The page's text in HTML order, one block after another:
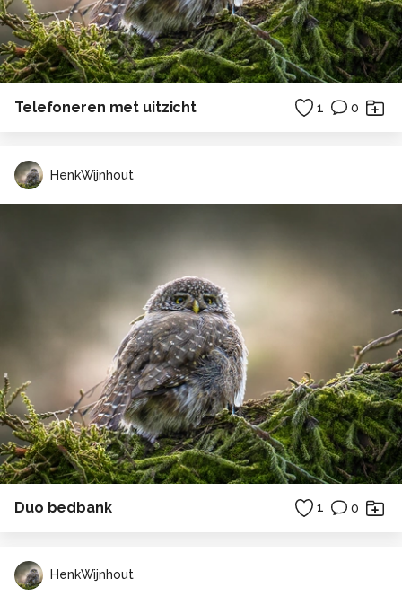
Telefoneren met uitzicht 1 0
HenkWijnhout
Duo bedbank 1 0
HenkWijnhout